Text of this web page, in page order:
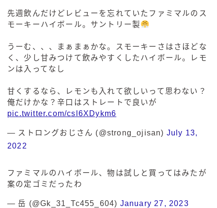
先週飲んだけどレビューを忘れていたファミマルのス
モーキーハイボール。サントリー製
うーむ、、、まぁまぁかな。スモーキーさはさほどな
く、少し甘みつけて飲みやすくしたハイボール。レモ
ンは入ってなし
甘くするなら、レモンも入れて欲しいって思わない？
俺だけかな？辛口はストレートで良いが
pic.twitter.com/csl6XDykm6
— ストロングおじさん (@strong_ojisan) July 13,
2022
ファミマルのハイボール、物は試しと買ってはみたが
案の定ゴミだったわ
— 岳 (@Gk_31_Tc455_604) January 27, 2023